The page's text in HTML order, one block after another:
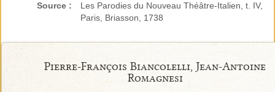
Source :
Les Parodies du Nouveau Théâtre-Italien, t. IV,
Paris, Briasson, 1738
Pierre-François Biancolelli, Jean-Antoine
Romagnesi